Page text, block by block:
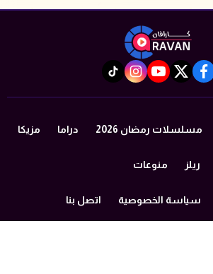
facebook
twitter
youtube
instagram
tiktok
مسلسلات رمضان 2026 دراما مزيكا
ريلز منوعات
سياسة الخصوصية اتصل بنا